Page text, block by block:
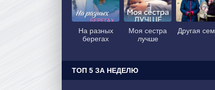
На разных
берегах
Моя сестра
лучше
Другая
ТОП 5 ЗА НЕДЕЛЮ